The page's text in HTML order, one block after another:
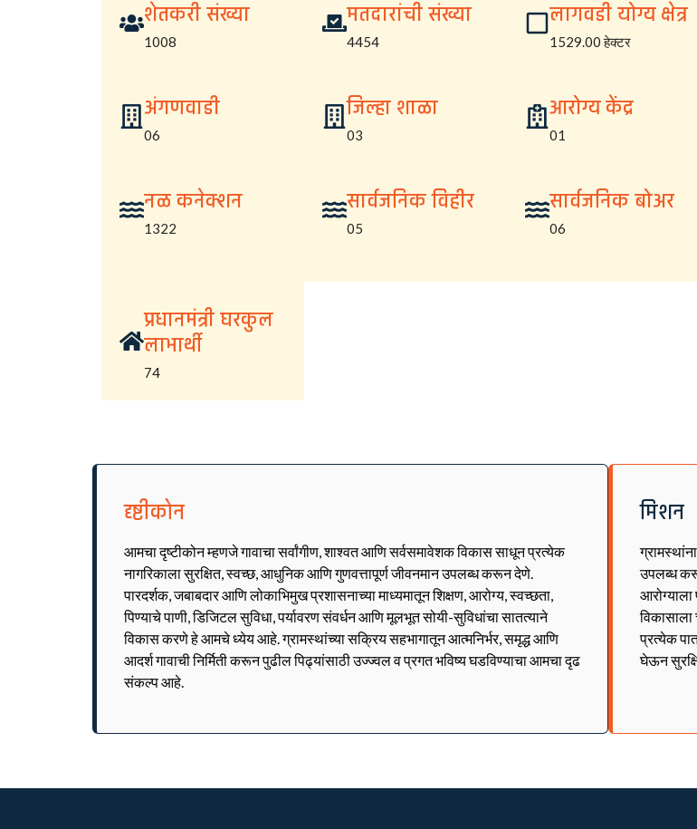
शेतकरी संख्या
1008
मतदारांची संख्या
4454
लागवडी योग्य क्षेत्र
1529.00 हेक्टर
अंगणवाडी
06
जिल्हा शाळा
03
आरोग्य केंद्र
01
नळ कनेक्शन
1322
सार्वजनिक विहीर
05
सार्वजनिक बोअर
06
प्रधानमंत्री घरकुल
लाभार्थी
74
दृष्टीकोन
आमचा दृष्टीकोन म्हणजे गावाचा सर्वांगीण, शाश्वत आणि सर्वसमावेशक विकास साधून प्रत्येक
नागरिकाला सुरक्षित, स्वच्छ, आधुनिक आणि गुणवत्तापूर्ण जीवनमान उपलब्ध करून देणे.
पारदर्शक, जबाबदार आणि लोकाभिमुख प्रशासनाच्या माध्यमातून शिक्षण, आरोग्य, स्वच्छता,
पिण्याचे पाणी, डिजिटल सुविधा, पर्यावरण संवर्धन आणि मूलभूत सोयी-सुविधांचा सातत्याने
विकास करणे हे आमचे ध्येय आहे. ग्रामस्थांच्या सक्रिय सहभागातून आत्मनिर्भर, समृद्ध आणि
आदर्श गावाची निर्मिती करून पुढील पिढ्यांसाठी उज्ज्वल व प्रगत भविष्य घडविण्याचा आमचा दृढ
संकल्प आहे.
मिशन
उपलब्ध
आरोग्याला
विकासाला
प्रत्येक
घेऊन